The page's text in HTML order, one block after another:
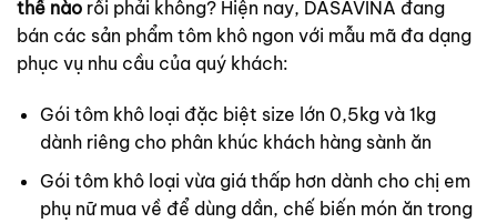
thế nào rồi phải không? Hiện nay, DASAVINA đang
bán các sản phẩm tôm khô ngon với mẫu mã đa dạng
phục vụ nhu cầu của quý khách:
Gói tôm khô loại đặc biệt size lớn 0,5kg và 1kg
dành riêng cho phân khúc khách hàng sành ăn
Gói tôm khô loại vừa giá thấp hơn dành cho chị em
phụ nữ mua về để dùng dần, chế biến món ăn trong